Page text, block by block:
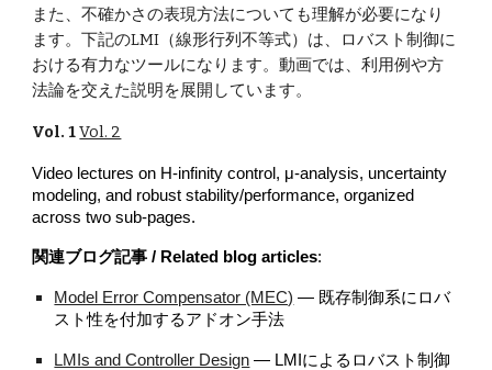
また、不確かさの表現方法についても理解が必要になり
ます。下記のLMI（線形行列不等式）は、ロバスト制御に
おける有力なツールになります。動画では、利用例や方
法論を交えた説明を展開しています。
Vol. 1Vol. 2
Video lectures on H-infinity control, μ-analysis, uncertainty
modeling, and robust stability/performance, organized
across two sub-pages.
関連ブログ記事 / Related blog articles:
Model Error Compensator (MEC) — 既存制御系にロバ
スト性を付加するアドオン手法
LMIs and Controller Design — LMIによるロバスト制御